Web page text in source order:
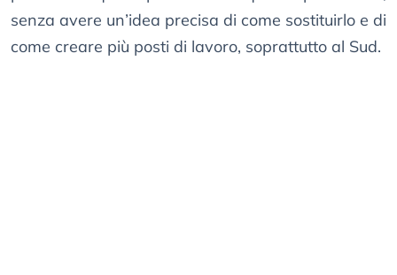
senza avere un’idea precisa di come sostituirlo e di
come creare più posti di lavoro, soprattutto al Sud.